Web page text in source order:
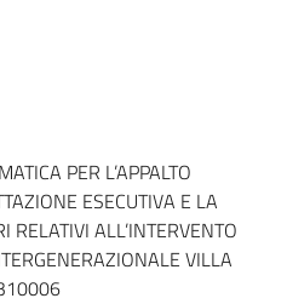
PER L’APPALTO
ESECUTIVA E LA
ALL’INTERVENTO
VILLA